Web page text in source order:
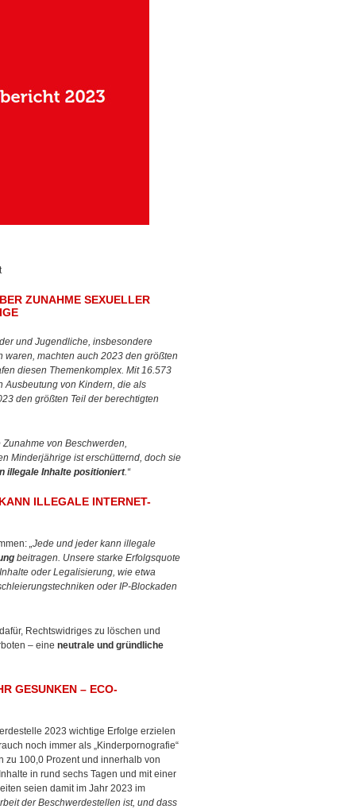
ZUNAHME SEXUELLER
und Jugendliche, insbesondere
waren, machten auch 2023 den größten
diesen Themenkomplex. Mit 16.573
Ausbeutung von Kindern, die als
den größten Teil der berechtigten
Zunahme von Beschwerden,
Minderjährige ist erschütternd, doch sie
illegale Inhalte positioniert.“
ILLEGALE INTERNET-
„Jede und jeder kann illegale
beitragen. Unsere starke Erfolgsquote
oder Legalisierung, wie etwa
oder IP-Blockaden
Rechtswidriges zu löschen und
– eine neutrale und gründliche
GESUNKEN – ECO-
2023 wichtige Erfolge erzielen
noch immer als „Kinderpornografie“
zu 100,0 Prozent und innerhalb von
in rund sechs Tagen und mit einer
seien damit im Jahr 2023 im
der Beschwerdestellen ist, und dass